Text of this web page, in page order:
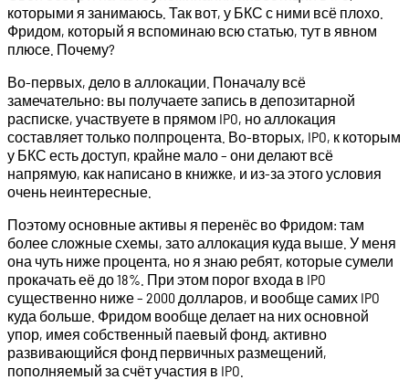
которыми я занимаюсь. Так вот, у БКС с ними всё плохо.
Фридом, который я вспоминаю всю статью, тут в явном
плюсе. Почему?
Во-первых, дело в аллокации. Поначалу всё
замечательно: вы получаете запись в депозитарной
расписке, участвуете в прямом IPO, но аллокация
составляет только полпроцента. Во-вторых, IPO, к которым
у БКС есть доступ, крайне мало – они делают всё
напрямую, как написано в книжке, и из-за этого условия
очень неинтересные.
Поэтому основные активы я перенёс во Фридом: там
более сложные схемы, зато аллокация куда выше. У меня
она чуть ниже процента, но я знаю ребят, которые сумели
прокачать её до 18%. При этом порог входа в IPO
существенно ниже – 2000 долларов, и вообще самих IPO
куда больше. Фридом вообще делает на них основной
упор, имея собственный паевый фонд, активно
развивающийся фонд первичных размещений,
пополняемый за счёт участия в IPO.